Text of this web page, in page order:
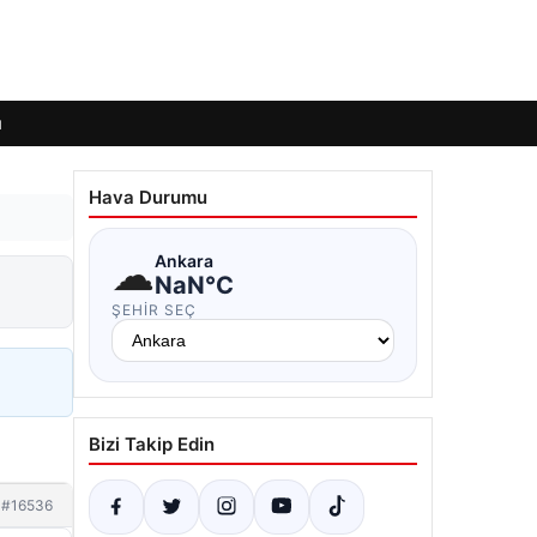
#16536
Hava Durumu
☁Ankara
NaN°C
ŞEHIR SEÇ
Bizi Takip Edin